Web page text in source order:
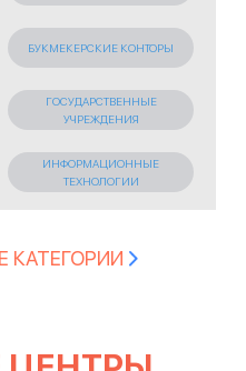
БУКМЕКЕРСКИЕ КОНТОРЫ
ГОСУДАРСТВЕННЫЕ
УЧРЕЖДЕНИЯ
ИНФОРМАЦИОННЫЕ
ТЕХНОЛОГИИ
МАРКЕТИНГОВЫЕ АГЕНСТВА
КАТЕГОРИИ